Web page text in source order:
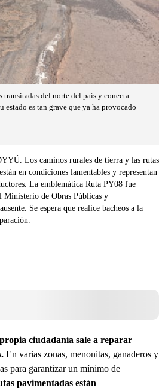
transitadas del norte del país y conecta
estado es tan grave que ya ha provocado
Los caminos rurales de tierra y las rutas
en condiciones lamentables y representan
La emblemática Ruta PY08 fue
Ministerio de Obras Públicas y
Se espera que realice bacheos a la
ciudadanía sale a reparar
En varias zonas, menonitas, ganaderos y
para garantizar un mínimo de
pavimentadas están